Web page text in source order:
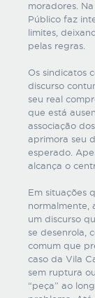
moradores.
Público faz
limites,
pelas regras.
Os sindicatos
discurso
seu real
que está
associação
aprimora seu
esperado.
alcança o
Em situações
normalmente,
um discurso
se desenrola,
comum que
caso da Vila
sem ruptura
“peça” ao